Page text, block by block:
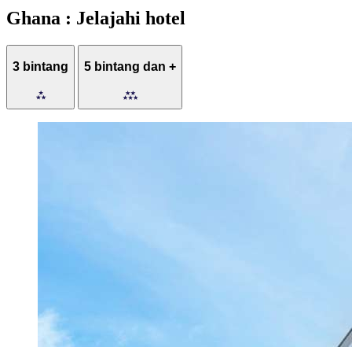
Ghana : Jelajahi hotel
3 bintang 5 bintang dan +